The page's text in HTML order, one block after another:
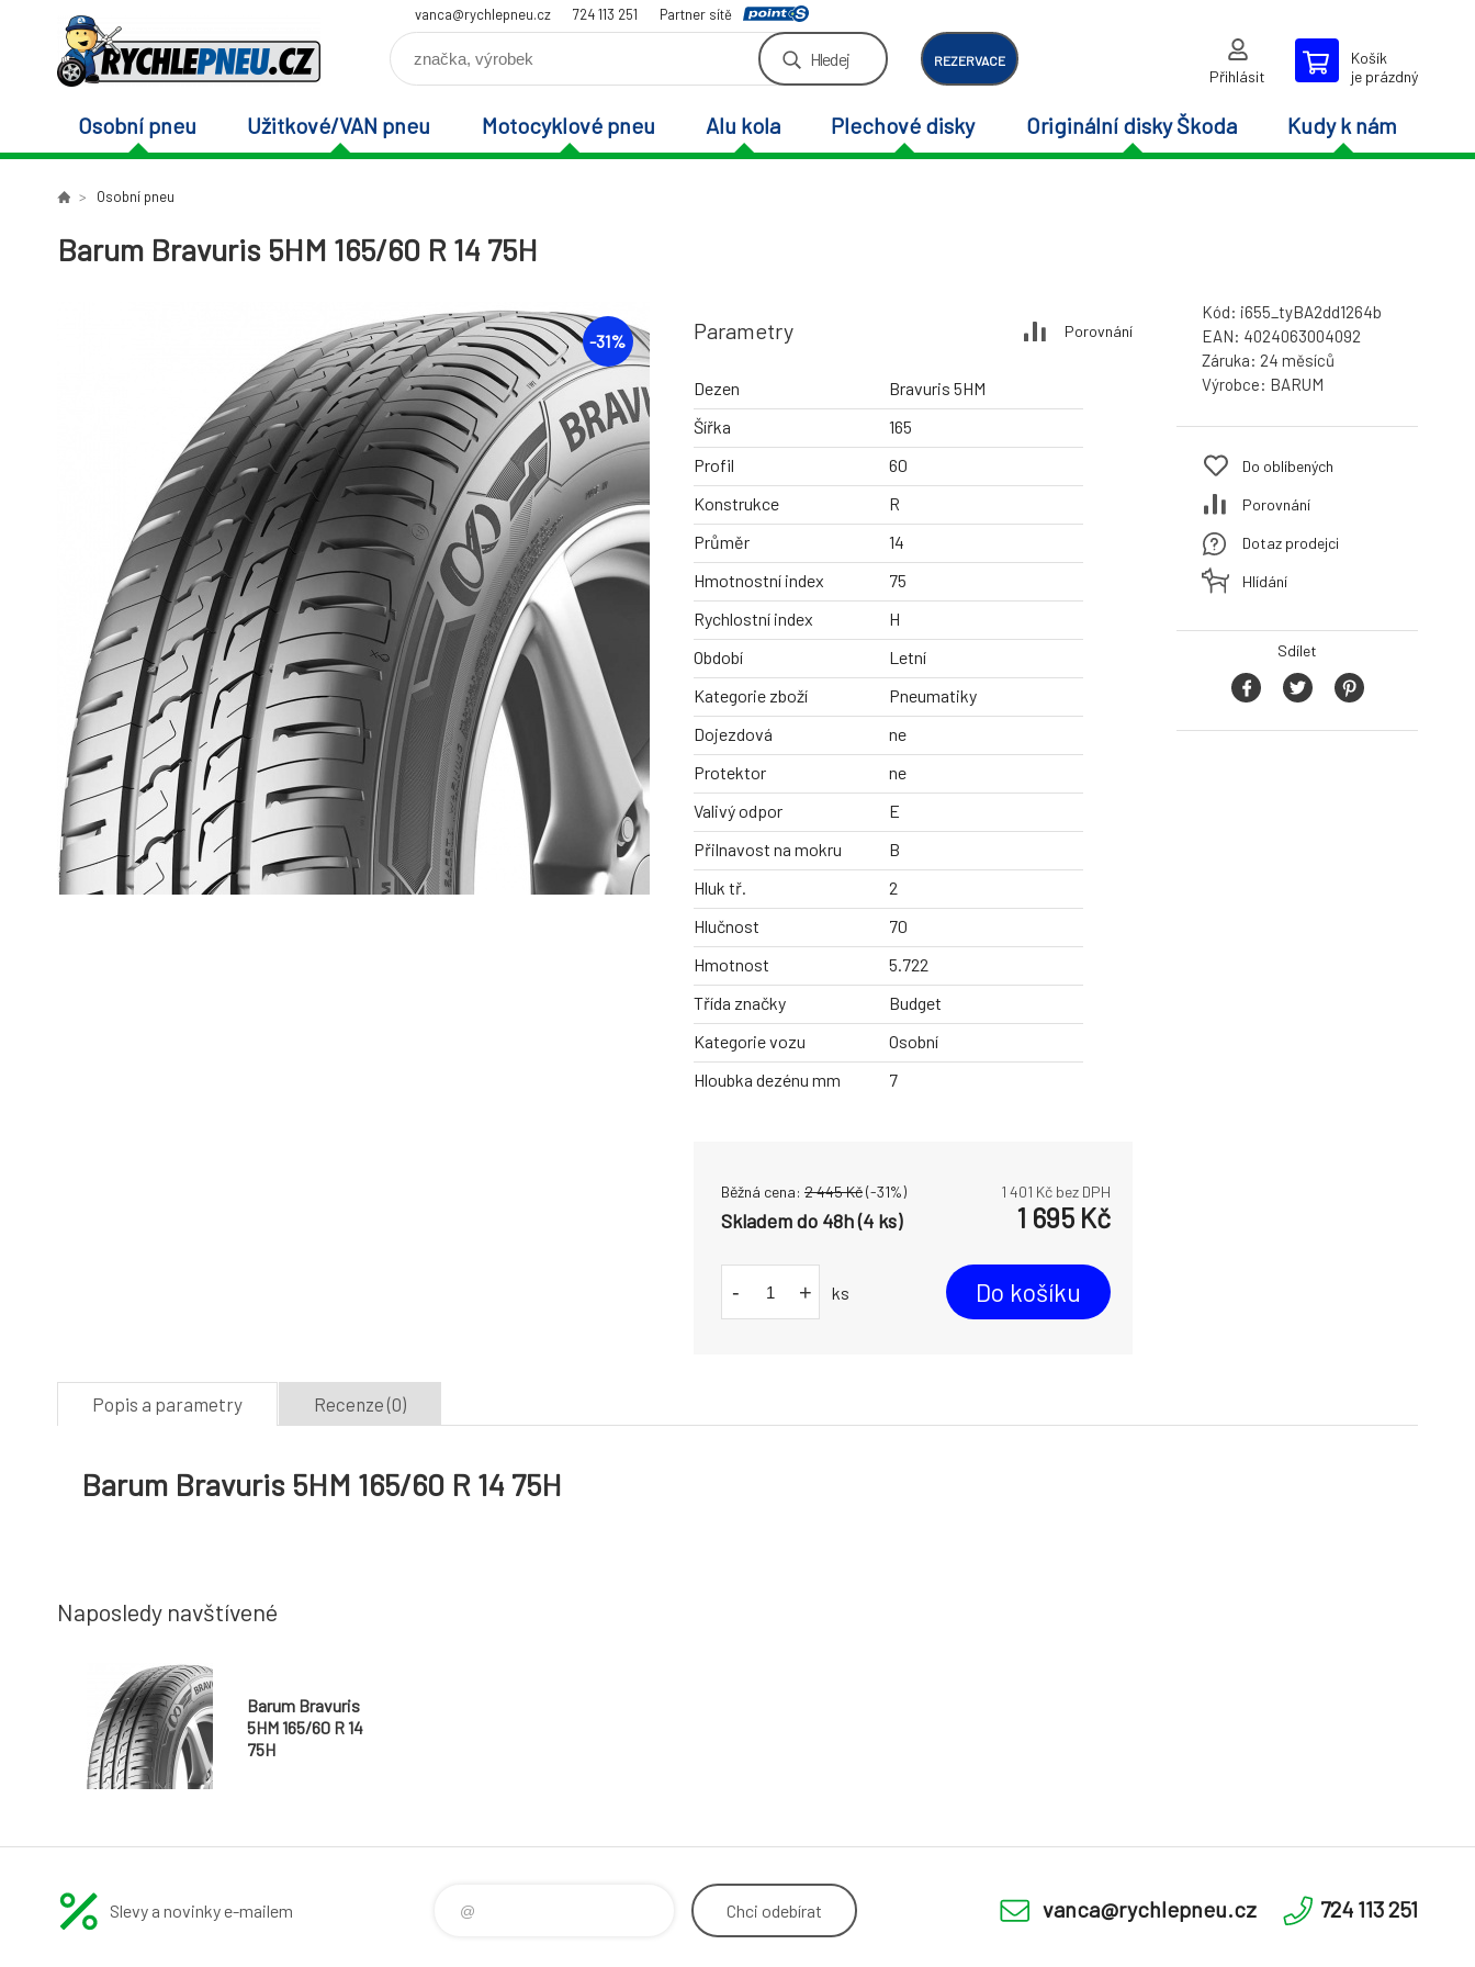
vanca@rychlepneu.cz 724 113 251 Partner sítě
Hledej REZERVACE
Přihlásit
Košík
je prázdný
Osobní pneu Užitkové/VAN pneu Motocyklové pneu Alu kola Plechové disky Originální disky Škoda Kudy k nám
Osobní pneu
Barum Bravuris 5HM 165/60 R 14 75H
-31% Parametry Porovnání
Dezen
Bravuris 5HM
Šířka
165
Profil
60
Konstrukce
R
Průměr
14
Hmotnostní index
75
Rychlostní index
H
Období
Letní
Kategorie zboží
Pneumatiky
Dojezdová
ne
Protektor
ne
Valivý odpor
E
Přilnavost na mokru
B
Hluk tř.
2
Hlučnost
70
Hmotnost
5.722
Třída značky
Budget
Kategorie vozu
Osobní
Hloubka dezénu mm
7
Běžná cena: 2 445Kč(-31%) 1 401 Kč bez DPH
Skladem do 48h (4 ks) 1 695 Kč
- + ks Do košíku
Kód: i655_tyBA2dd1264b
EAN: 4024063004092
Záruka: 24 měsíců
Výrobce: BARUM
Do oblíbených
Porovnání
Dotaz prodejci
Hlídání
Sdílet
Popis a parametry Recenze (0)
Barum Bravuris 5HM 165/60 R 14 75H
Naposledy navštívené
Barum Bravuris
5HM 165/60 R 14
75H
Slevy a novinky e-mailem Chci odebírat vanca@rychlepneu.cz 724 113 251